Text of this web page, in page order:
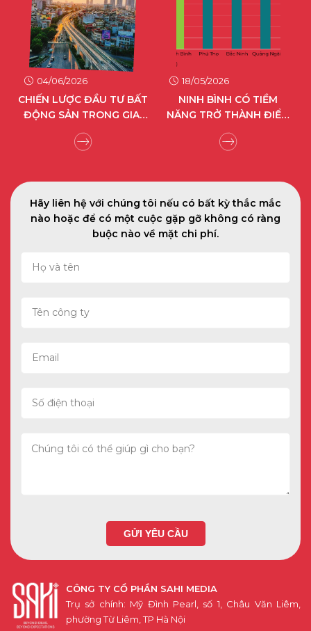
04/06/2026
CHIẾN LƯỢC ĐẦU TƯ BẤT
ĐỘNG SẢN TRONG GIAI
ĐOẠN TÁI ĐỊNH HÌNH GIÁ
TRỊ
18/05/2026
NINH BÌNH CÓ TIỀM
NĂNG TRỞ THÀNH ĐIỂM
ĐẾN CÔNG NGHIỆP XANH
HIỆN ĐẠI CỦA MIỀN BẮC
CÔNG TY CỔ PHẦN SAHI MEDIA
Trụ sở chính: Mỹ Đình Pearl, số 1, Châu Văn Liêm,
phường Từ Liêm, TP Hà Nội
Hãy liên hệ với chúng tôi nếu có bất kỳ thắc mắc
nào hoặc để có một cuộc gặp gỡ không có ràng
buộc nào về mặt chi phí.
Chúng tôi có thể giúp gì cho bạn?
GỬI YÊU CẦU